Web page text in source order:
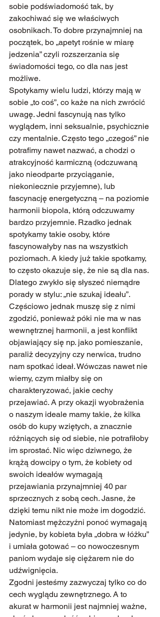
sobie podświadomość tak, by
zakochiwać się we właściwych
osobnikach. To dobre przynajmniej na
początek, bo „apetyt rośnie w miarę
jedzenia” czyli rozszerzania się
świadomości tego, co dla nas jest
możliwe.
Spotykamy wielu ludzi, którzy mają w
sobie „to coś”, co każe na nich zwrócić
uwagę. Jedni fascynują nas tylko
wyglądem, inni seksualnie, psychicznie
czy mentalnie. Często tego „czegoś” nie
potrafimy nawet nazwać, a chodzi o
atrakcyjność karmiczną (odczuwaną
jako nieodparte przyciąganie,
niekoniecznie przyjemne), lub
fascynację energetyczną – na poziomie
harmonii biopola, którą odczuwamy
bardzo przyjemnie. Rzadko jednak
spotykamy takie osoby, które
fascynowałyby nas na wszystkich
poziomach. A kiedy już takie spotkamy,
to często okazuje się, że nie są dla nas.
Dlatego zwykło się słyszeć niemądre
porady w stylu: „nie szukaj ideału”.
Częściowo jednak muszę się z nimi
zgodzić, ponieważ póki nie ma w nas
wewnętrznej harmonii, a jest konflikt
objawiający się np. jako pomieszanie,
paraliż decyzyjny czy nerwica, trudno
nam spotkać ideał. Wówczas nawet nie
wiemy, czym miałby się on
charakteryzować, jakie cechy
przejawiać. A przy okazji wyobrażenia
o naszym ideale mamy takie, że kilka
osób do kupy wziętych, a znacznie
różniących się od siebie, nie potrafiłoby
im sprostać. Nic więc dziwnego, że
krążą dowcipy o tym, że kobiety od
swoich ideałów wymagają
przejawiania przynajmniej 40 par
sprzecznych z sobą cech. Jasne, że
dzięki temu nikt nie może im dogodzić.
Natomiast mężczyźni ponoć wymagają
jedynie, by kobieta była „dobra w łóżku”
i umiała gotować – co nowoczesnym
paniom wydaje się ciężarem nie do
udźwignięcia.
Zgodni jesteśmy zazwyczaj tylko co do
cech wyglądu zewnętrznego. A to
akurat w harmonii jest najmniej ważne,